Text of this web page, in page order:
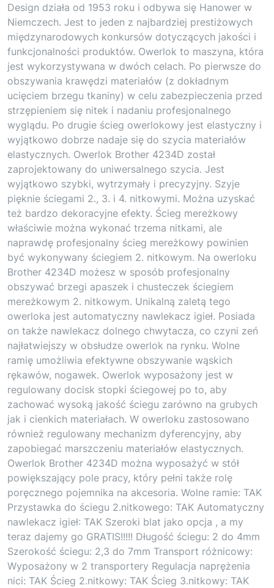
Design działa od 1953 roku i odbywa się Hanower w
Niemczech. Jest to jeden z najbardziej prestiżowych
międzynarodowych konkursów dotyczących jakości i
funkcjonalności produktów. Owerlok to maszyna, która
jest wykorzystywana w dwóch celach. Po pierwsze do
obszywania krawędzi materiałów (z dokładnym
ucięciem brzegu tkaniny) w celu zabezpieczenia przed
strzępieniem się nitek i nadaniu profesjonalnego
wyglądu. Po drugie ścieg owerlokowy jest elastyczny i
wyjątkowo dobrze nadaje się do szycia materiałów
elastycznych. Owerlok Brother 4234D został
zaprojektowany do uniwersalnego szycia. Jest
wyjątkowo szybki, wytrzymały i precyzyjny. Szyje
pięknie ściegami 2., 3. i 4. nitkowymi. Można uzyskać
też bardzo dekoracyjne efekty. Ścieg mereżkowy
właściwie można wykonać trzema nitkami, ale
naprawdę profesjonalny ścieg mereżkowy powinien
być wykonywany ściegiem 2. nitkowym. Na owerloku
Brother 4234D możesz w sposób profesjonalny
obszywać brzegi apaszek i chusteczek ściegiem
mereżkowym 2. nitkowym. Unikalną zaletą tego
owerloka jest automatyczny nawlekacz igieł. Posiada
on także nawlekacz dolnego chwytacza, co czyni zeń
najłatwiejszy w obsłudze owerlok na rynku. Wolne
ramię umożliwia efektywne obszywanie wąskich
rękawów, nogawek. Owerlok wyposażony jest w
regulowany docisk stopki ściegowej po to, aby
zachować wysoką jakość ściegu zarówno na grubych
jak i cienkich materiałach. W owerloku zastosowano
również regulowany mechanizm dyferencyjny, aby
zapobiegać marszczeniu materiałów elastycznych.
Owerlok Brother 4234D można wyposażyć w stół
powiększający pole pracy, który pełni także rolę
poręcznego pojemnika na akcesoria. Wolne ramie: TAK
Przystawka do ściegu 2.nitkowego: TAK Automatyczny
nawlekacz igieł: TAK Szeroki blat jako opcja , a my
teraz dajemy go GRATIS!!!!! Długość ściegu: 2 do 4mm
Szerokość ściegu: 2,3 do 7mm Transport różnicowy:
Wyposażony w 2 transportery Regulacja naprężenia
nici: TAK Ścieg 2.nitkowy: TAK Ścieg 3.nitkowy: TAK